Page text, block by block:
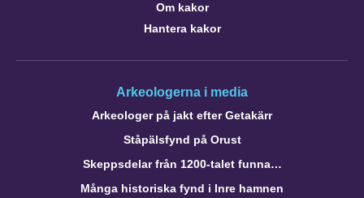
Om kakor
Hantera kakor
Arkeologerna i media
Arkeologer på jakt efter Getakärr
Ståpälsfynd på Orust
Skeppsdelar från 1200-talet funna…
Många historiska fynd i Inre hamnen